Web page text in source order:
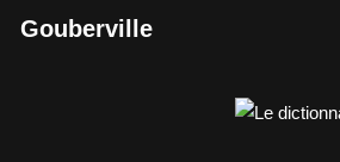
Gouberville